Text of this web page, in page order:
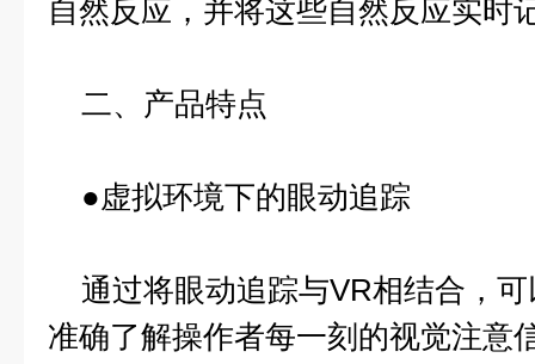
自然反应，并将这些自然反应实时
二、产品特点
●虚拟环境下的眼动追踪
通过将眼动追踪与VR相结合，
准确了解操作者每一刻的视觉注意